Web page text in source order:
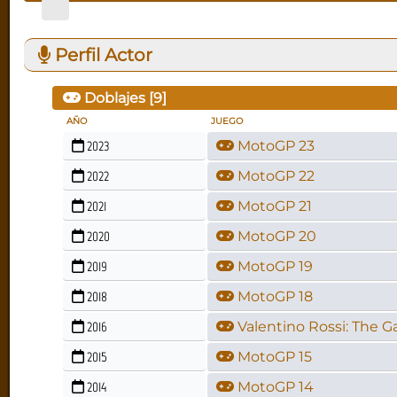
Perfil Actor
Doblajes [9]
AÑO JUEGO
2023
MotoGP 23
2022
MotoGP 22
2021
MotoGP 21
2020
MotoGP 20
2019
MotoGP 19
2018
MotoGP 18
2016
Valentino Rossi: The
2015
MotoGP 15
2014
MotoGP 14